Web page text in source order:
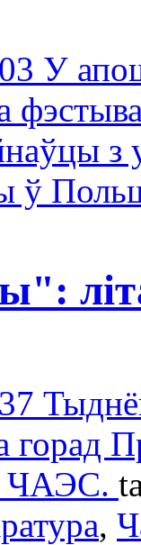
У
з
ў
ЧАЭС.
,